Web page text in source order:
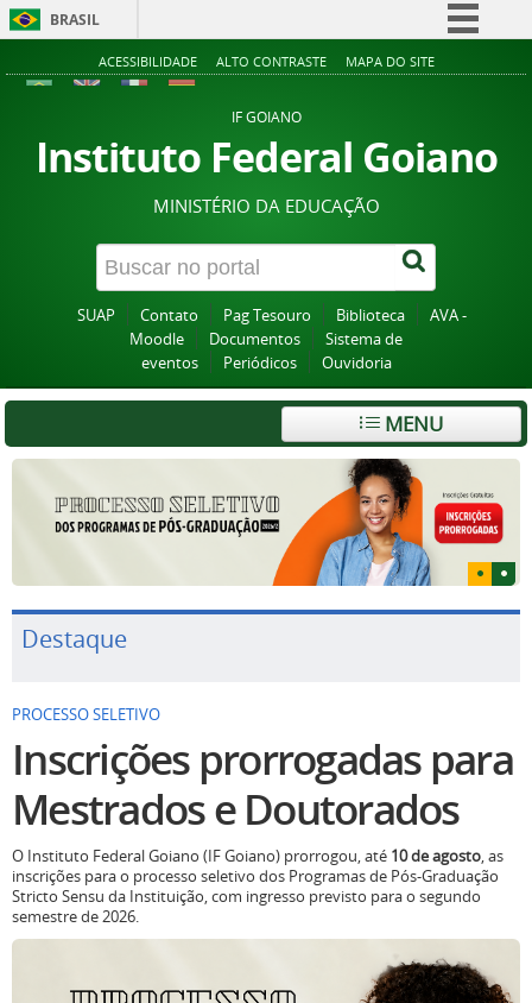
BRASIL
Simplifique!
Acesso à informação
Legislação
Canais
ACESSIBILIDADE ALTO CONTRASTE MAPA DO SITE
IF GOIANO
Instituto Federal Goiano
MINISTÉRIO DA EDUCAÇÃO
SUAP Contato Pag Tesouro Biblioteca
AVA -
Moodle
Documentos
Sistema de
eventos
Periódicos Ouvidoria
MENU
Destaque
PROCESSO SELETIVO
Inscrições prorrogadas para
Mestrados e Doutorados
O Instituto Federal Goiano (IF Goiano) prorrogou, até 10 de agosto, as
inscrições para o processo seletivo dos Programas de Pós-Graduação
Stricto Sensu da Instituição, com ingresso previsto para o segundo
semestre de 2026.